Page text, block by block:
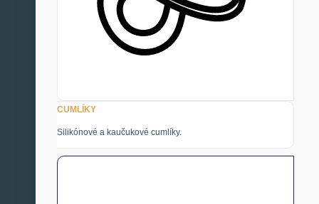
CUMLÍKY
Silikónové a kaučukové cumlíky.